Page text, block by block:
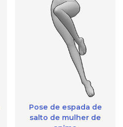
Pose de espada de
salto de mulher de